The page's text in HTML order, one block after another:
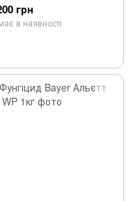
грн
в наявності